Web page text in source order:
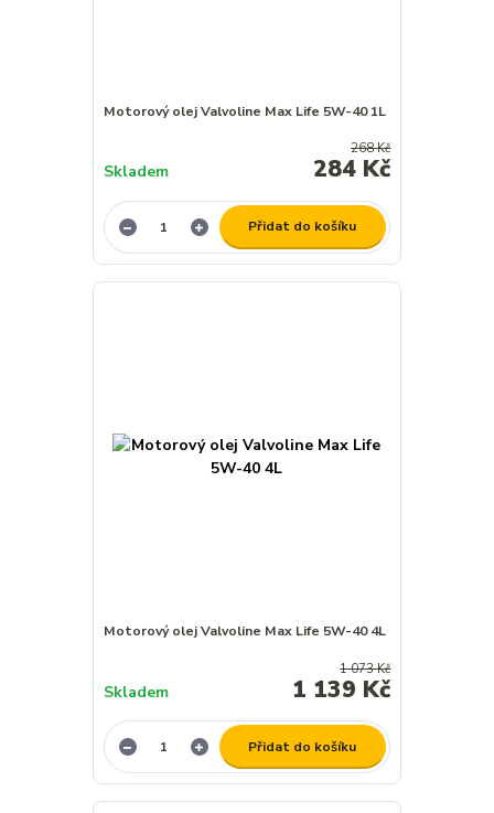
Motorový olej Valvoline Max Life 5W-40 1L
268 Kč
284 Kč
Skladem
Přidat do košíku
Motorový olej Valvoline Max Life 5W-40 4L
1 073 Kč
1 139 Kč
Skladem
Přidat do košíku